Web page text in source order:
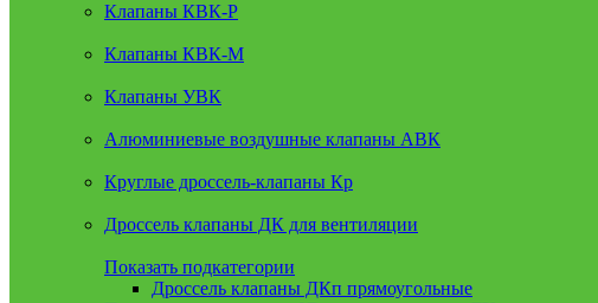
Клапаны КВК-Р
Клапаны КВК-М
Клапаны УВК
Алюминиевые воздушные клапаны АВК
Круглые дроссель-клапаны Кр
Дроссель клапаны ДК для вентиляции
Показать подкатегории
Дроссель клапаны ДКп прямоугольные